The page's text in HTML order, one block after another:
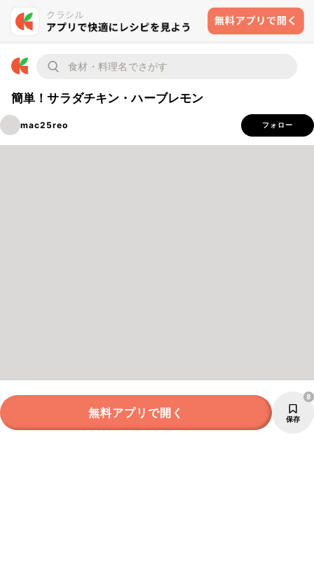
簡単！サラダチキン・ハーブレモン
mac25reo フォロー
無料アプリで開く 保存
8